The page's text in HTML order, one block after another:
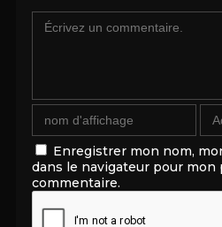
Enregistrer mon nom,
dans le navigateur pour mon
commentaire.